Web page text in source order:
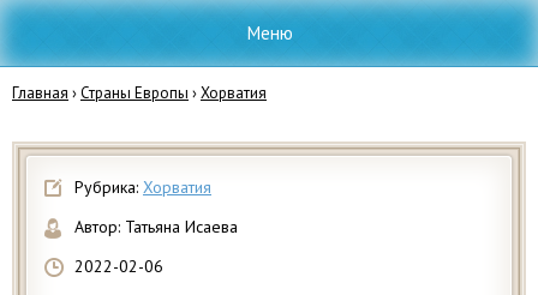
Меню
Главная ›Страны Европы ›Хорватия
Рубрика: Хорватия
Автор: Татьяна Исаева
2022-02-06